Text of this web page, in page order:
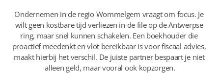
Ondernemen in de regio Wommelgem vraagt om focus. Je
wilt geen kostbare tijd verliezen in de file op de Antwerpse
ring, maar snel kunnen schakelen. Een boekhouder die
proactief meedenkt en vlot bereikbaar is voor fiscaal advies,
maakt hierbij het verschil. De juiste partner bespaart je niet
alleen geld, maar vooral ook kopzorgen.